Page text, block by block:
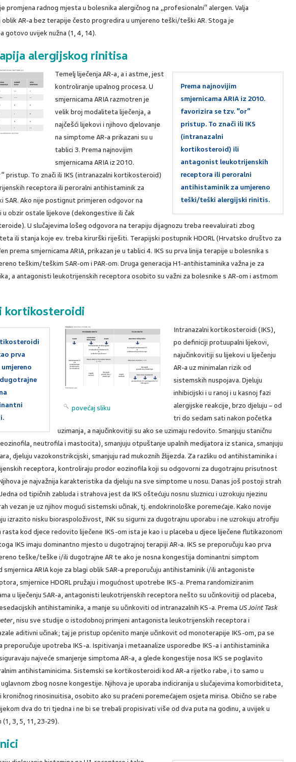
promjena radnog mjesta u bolesnika alergičnog na „profesionalni“ alergen. Valja
oblik AR-a bez terapije često progredira u umjereno teški/teški AR. Stoga je
gotovo uvijek nužna (1, 4, 14).
alergijskog rinitisa
Prema najnovijim
smjernicama ARIA iz 2010.
favorizira se tzv. “or”
pristup. To znači ili IKS
(intranazalni
kortikosteroid) ili
antagonist leukotrijenskih
receptora ili peroralni
antihistaminik za umjereno
teški/teški alergijski rinitis.
Temelj liječenja AR-a, a i astme, jest
kontroliranje upalnog procesa. U
smjernicama ARIA razmotren je
velik broj modaliteta liječenja, a
najčešći lijekovi i njihovo djelovanje
na simptome AR-a prikazani su u
tablici 3. Prema najnovijim
smjernicama ARIA iz 2010.
pristup. To znači ili IKS (intranazalni kortikosteroid)
receptora ili peroralni antihistaminik za
Ako nije postignut primjeren odgovor na
obzir ostale lijekove (dekongestive ili čak
U slučajevima lošeg odgovora na terapiju dijagnozu treba reevaluirati zbog
ili stanja koje ev. treba kirurški riješiti. Terapijski postupnik HDORL (Hrvatsko društvo za
prema smjernicama ARIA, prikazan je u tablici 4. IKS su prva linija terapije u bolesnika s
teškim/teškim SAR-om i PAR-om. Druga generacija H1-antihistaminika važna je za
a antagonisti leukotrijenskih receptora osobito su važni za bolesnike s AR-om i astmom
kortikosteroidi
prva
povećaj sliku
Intranazalni kortikosteroidi (IKS),
po definiciji protuupalni lijekovi,
najučinkovitiji su lijekovi u liječenju
AR-a uz minimalan rizik od
sistemskih nuspojava. Djeluju
inhibicijski i u ranoj i u kasnoj fazi
alergijske reakcije, brzo djeluju – od
tri do sedam sati nakon početka
uzimanja, a najučinkovitiji su ako se uzimaju redovito. Smanjuju staničnu
neutrofila i mastocita), smanjuju otpuštanje upalnih medijatora iz stanica, smanjuju
djeluju vazokonstrikcijski, smanjuju rad mukoznih žlijezda. Za razliku od antihistaminika i
receptora, kontroliraju prodor eozinofila koji su odgovorni za dugotrajnu prisutnost
je najvažnija karakteristika da djeluju na sve simptome u nosu. Danas još postoji strah
od tipičnih zabluda i strahova jest da IKS oštećuju nosnu sluznicu i uzrokuju njezinu
vezan je uz njihov mogući sistemski učinak, tj. endokrinološke poremećaje. Kako novije
izrazito nisku bioraspoloživost, INK su sigurni za dugotrajnu uporabu i ne uzrokuju atrofiju
rasta kod djece redovito liječene IKS-om ista je kao i u placeba u djece liječene flutikazonom
IKS imaju dominantno mjesto u dugotrajnoj terapiji AR-a. IKS se preporučuju kao prva
teške/teške i/ili dugotrajne AR te ako je nosna kongestija dominantni simptom
smjernica ARIA koje za blagi oblik SAR-a preporučuju antihistaminik i/ili antagoniste
smjernice HDORL pružaju i mogućnost upotrebe IKS-a. Prema randomiziranim
u liječenju SAR-a, antagonisti leukotrijenskih receptora nešto su učinkovitiji od placeba,
antihistaminika, a manje su učinkoviti od intranazalnih KS-a. PremaUS Joint Task
, nisu sve studije o istodobnoj primjeni antagonista leukotrijenskih receptora i
aditivni učinak; taj je pristup općenito manje učinkovit od monoterapije IKS-om, pa se
preporučuje upotreba IKS-a. Ispitivanja i metaanalize usporedbe IKS-a i antihistaminika
najveće smanjenje simptoma AR-a, a glede kongestije nosa IKS se poglavito
antihistaminicima. Sistemski se kortikosteroidi kod AR-a rijetko rabe, i to samo u
zbog nosne kongestije. Njihova je uporaba indiciranija u slučajevima komorbiditeta,
kroničnog rinosinuitisa, osobito ako su praćeni poremećajem osjeta mirisa. Obično se rabe
dva do tri tjedna i ne bi se trebali propisivati više od dva puta na godinu, a uvijek u
3, 5, 11, 23-29).